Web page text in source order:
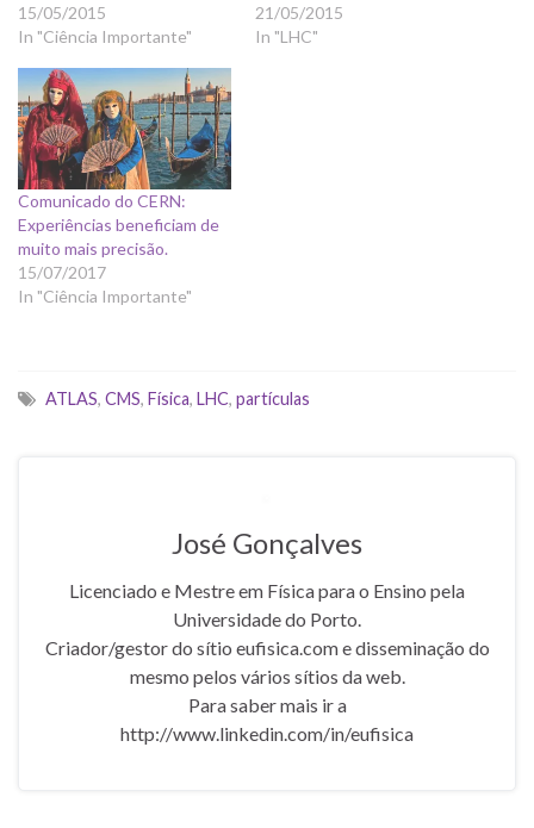
15/05/2015
In "Ciência Importante"
21/05/2015
In "LHC"
Comunicado do CERN:
Experiências beneficiam de
muito mais precisão.
15/07/2017
In "Ciência Importante"
ATLAS, CMS, Física, LHC, partículas
José Gonçalves
Licenciado e Mestre em Física para o Ensino pela
Universidade do Porto.
Criador/gestor do sítio eufisica.com e disseminação do
mesmo pelos vários sítios da web.
Para saber mais ir a
http://www.linkedin.com/in/eufisica